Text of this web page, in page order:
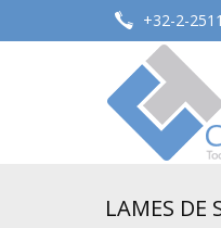
+32-2-
LAMES DE